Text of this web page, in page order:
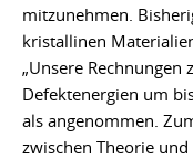
mitzunehmen.
kristallinen
„Unsere Rechnungen
Defektenergien um
als angenommen.
zwischen Theorie